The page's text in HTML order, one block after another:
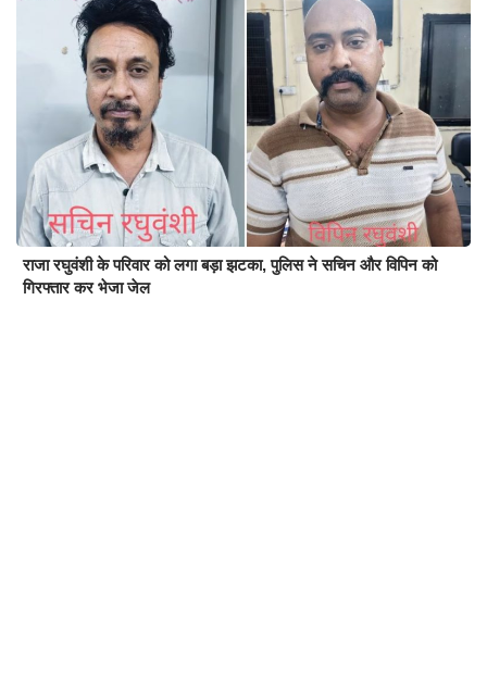
राजा रघुवंशी के परिवार को लगा बड़ा झटका, पुलिस ने सचिन और विपिन को
गिरफ्तार कर भेजा जेल